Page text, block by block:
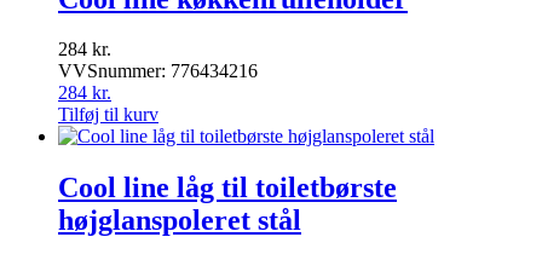
284 kr.
VVSnummer: 776434216
284 kr.
Tilføj til kurv
Cool line låg til toiletbørste
højglanspoleret stål